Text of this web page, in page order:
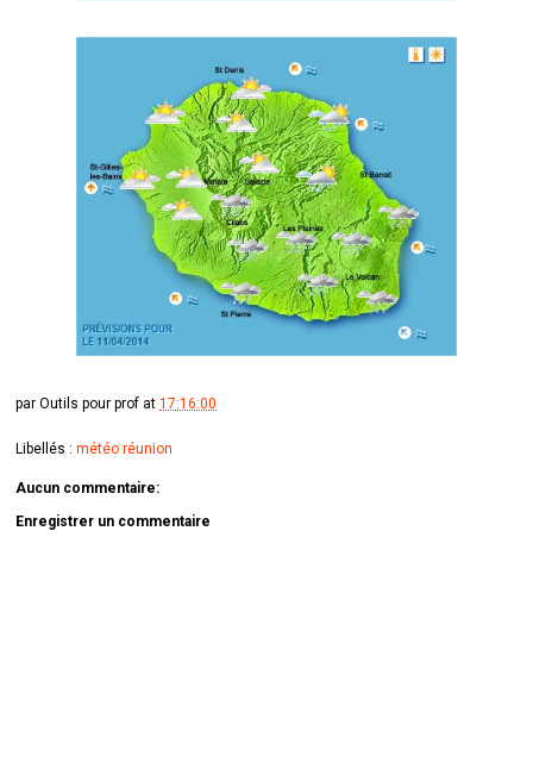
parOutils pour prof at17:16:00
Libellés :météo réunion
Aucun commentaire:
Enregistrer un commentaire